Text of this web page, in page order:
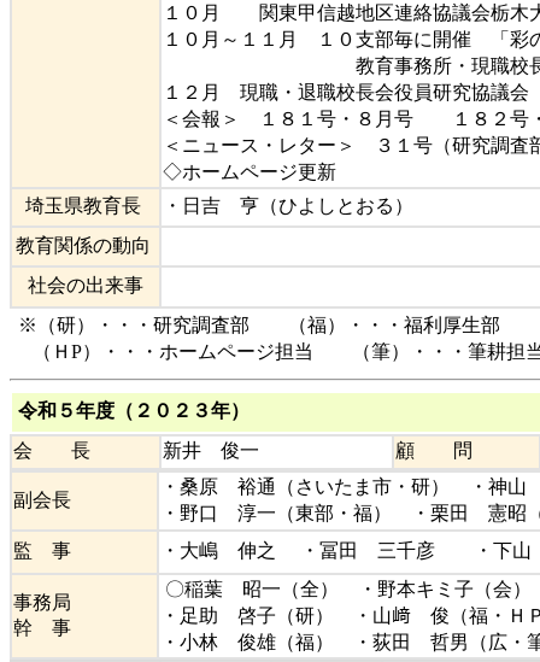
１０月 関東甲信越地区連絡協議会栃木
１０月～１１月 １０支部毎に開催 「彩
教育事務所・現職校長
１２月 現職・退職校長会役員研究協議
＜会報＞ １８１号・８月号 １８２号
＜ニュース・レター＞ ３１号（研究調査
◇ホームページ更新
埼玉県教育長
・日吉 亨（ひよしとおる）
教育関係の動向
社会の出来事
※（研）・・・研究調査部 （福）・・・福利厚生
（ＨP）・・・ホームページ担当 （筆）・・・筆耕担
令和５年度（２０２３年）
会 長
新井 俊一 顧 問
副会長
・桑原 裕通（さいたま市・研） ・神
・野口 淳一（東部・福） ・栗田 憲昭
監 事
・大嶋 伸之 ・冨田 三千彦 ・下
事務局
幹 事
〇稲葉 昭一（全） ・野本キミ子（会
・足助 啓子（研） ・山﨑 俊（福・
・小林 俊雄（福） ・荻田 哲男（広